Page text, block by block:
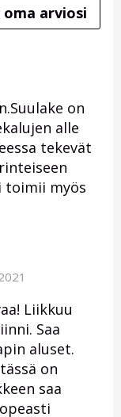
arviosi
on
alle
tekevät
toimii myös
Liikkuu
Saa
aluset.
on
saa